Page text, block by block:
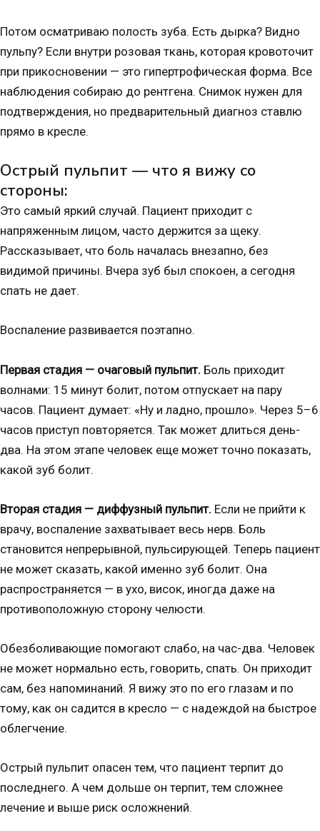
Потом осматриваю полость зуба. Есть дырка? Видно
пульпу? Если внутри розовая ткань, которая кровоточит
при прикосновении — это гипертрофическая форма. Все
наблюдения собираю до рентгена. Снимок нужен для
подтверждения, но предварительный диагноз ставлю
прямо в кресле.
Острый пульпит — что я вижу со
стороны:
Это самый яркий случай. Пациент приходит с
напряженным лицом, часто держится за щеку.
Рассказывает, что боль началась внезапно, без
видимой причины. Вчера зуб был спокоен, а сегодня
спать не дает.
Воспаление развивается поэтапно.
Первая стадия — очаговый пульпит. Боль приходит
волнами: 15 минут болит, потом отпускает на пару
часов. Пациент думает: «Ну и ладно, прошло». Через 5–6
часов приступ повторяется. Так может длиться день-
два. На этом этапе человек еще может точно показать,
какой зуб болит.
Вторая стадия — диффузный пульпит. Если не прийти к
врачу, воспаление захватывает весь нерв. Боль
становится непрерывной, пульсирующей. Теперь пациент
не может сказать, какой именно зуб болит. Она
распространяется — в ухо, висок, иногда даже на
противоположную сторону челюсти.
Обезболивающие помогают слабо, на час-два. Человек
не может нормально есть, говорить, спать. Он приходит
сам, без напоминаний. Я вижу это по его глазам и по
тому, как он садится в кресло — с надеждой на быстрое
облегчение.
Острый пульпит опасен тем, что пациент терпит до
последнего. А чем дольше он терпит, тем сложнее
лечение и выше риск осложнений.